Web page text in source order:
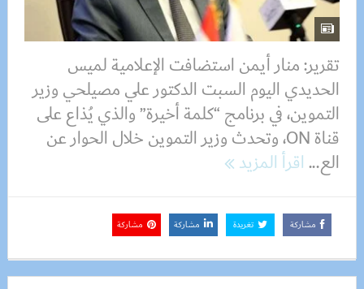
تقرير: منار أيمن استضافت الإعلامية لميس
الحديدي اليوم السبت الدكتور علي مصيلحي وزير
التموين، في برنامج “كلمة أخيرة” والذي يُذاع على
قناة ON، وتحدث وزير التموين خلال الحوار عن
الع...اقرأ المزيد
مشاركة تغريدة مشاركة مشاركة